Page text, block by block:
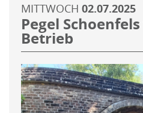
MITTWOCH 02.07.2025
Pegel
Betrieb